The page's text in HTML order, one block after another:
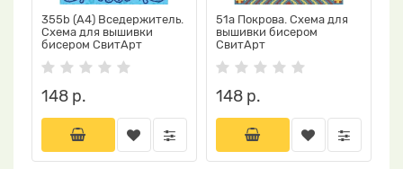
355b (А4) Вседержитель.
Схема для вышивки
бисером СвитАрт
148 р.
51a Покрова. Схема для
вышивки бисером
СвитАрт
148 р.